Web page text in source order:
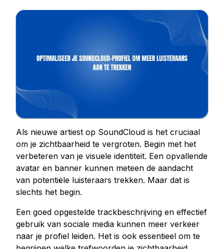
Kopen Facebook houdt
Facebook profiel volgers kopen
Facebook-videoweergaven kopen
Telegram Diensten
Telegram Kanaal Leden Kopen
Telegram volgers kopen
Telegram leden kopen
Telegram abonnees kopen
Telegrammen kopen
Tiktok Diensten
Tiktok volgers kopen
Kopen Tiktok houdt
Als nieuwe artiest op SoundCloud is het cruciaal
om je zichtbaarheid te vergroten. Begin met het
verbeteren van je visuele identiteit. Een opvallende
avatar en banner kunnen meteen de aandacht
van potentiële luisteraars trekken. Maar dat is
slechts het begin.
Een goed opgestelde trackbeschrijving en effectief
gebruik van sociale media kunnen meer verkeer
naar je profiel leiden. Het is ook essentieel om te